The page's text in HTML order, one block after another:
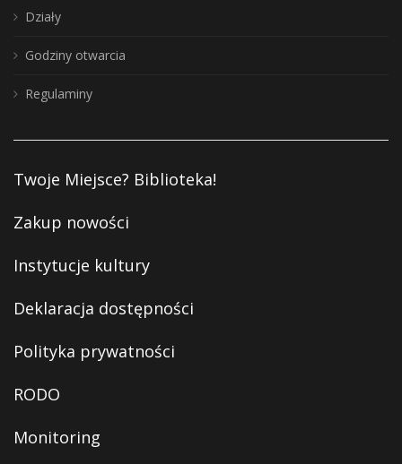
Działy
Godziny otwarcia
Regulaminy
Twoje Miejsce? Biblioteka!
Zakup nowości
Instytucje kultury
Deklaracja dostępności
Polityka prywatności
RODO
Monitoring